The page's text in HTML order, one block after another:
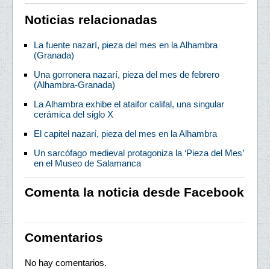
Noticias relacionadas
La fuente nazarí, pieza del mes en la Alhambra
(Granada)
Una gorronera nazarí, pieza del mes de febrero
(Alhambra-Granada)
La Alhambra exhibe el ataifor califal, una singular
cerámica del siglo X
El capitel nazarí, pieza del mes en la Alhambra
Un sarcófago medieval protagoniza la ‘Pieza del Mes’
en el Museo de Salamanca
Comenta la noticia desde Facebook
Comentarios
No hay comentarios.